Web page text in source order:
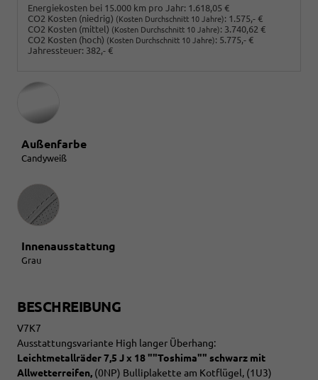
Energiekosten bei 15.000 km pro Jahr: 1.618,05 €
CO2 Kosten (niedrig) (Kosten Durchschnitt 10 Jahre): 1.575,- €
CO2 Kosten (mittel) (Kosten Durchschnitt 10 Jahre): 3.740,62 €
CO2 Kosten (hoch) (Kosten Durchschnitt 10 Jahre): 5.775,- €
Jahressteuer: 382,- €
Außenfarbe
Candyweiß
Innenausstattung
Innenausstattung
Grau
BESCHREIBUNG
V7K7
Ausstattungsvariante High langer Überhang:
Leichtmetallräder 7,5 J x 18 ""Toshima"" schwarz mit
Allwetterreifen, (0NP) Bulliplakette am Kotflügel, (1U3)